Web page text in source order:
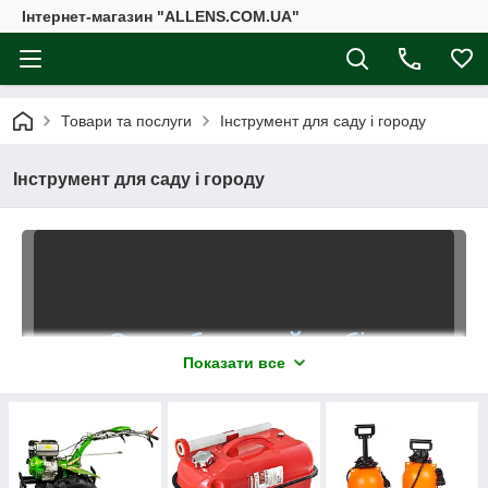
Інтернет-магазин "ALLENS.COM.UA"
Товари та послуги Інструмент для саду і городу
Інструмент для саду і городу
Супербольшой вибір
інструментів для саду та
городу
Садовий інвентар, інструменти,
Показати все